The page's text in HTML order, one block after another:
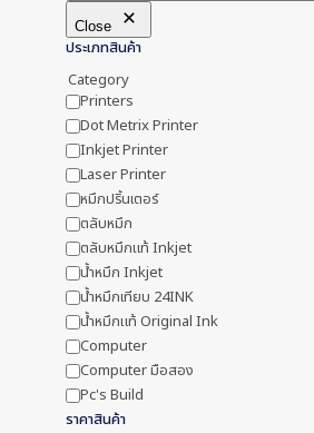
Close
ประเภทสินค้า
Category
Printers
Dot Metrix Printer
Inkjet Printer
Laser Printer
หมึกปริ้นเตอร์
ตลับหมึก
ตลับหมึกแท้ Inkjet
น้ำหมึก Inkjet
น้ำหมึกเทียบ 24INK
น้ำหมึกแท้ Original Ink
Computer
Computer มือสอง
Pc's Build
ราคาสินค้า